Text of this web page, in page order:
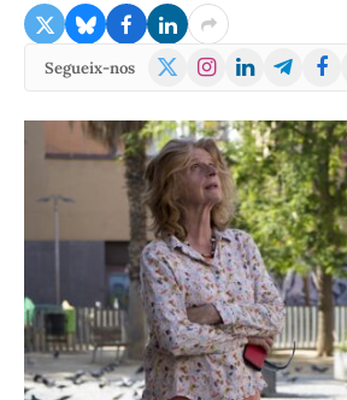
Segueix-nos
X
Instagram
LinkedInTelegram